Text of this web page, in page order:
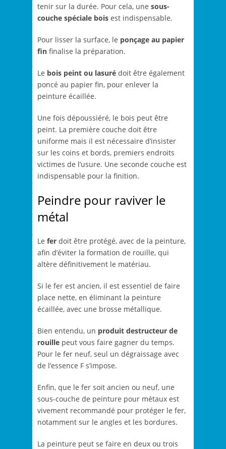
tenir sur la durée. Pour cela, une sous-
couche spéciale bois est indispensable.
Pour lisser la surface, le ponçage au papier
fin finalise la préparation.
Le bois peint ou lasuré doit être également
poncé au papier fin, pour enlever la
peinture écaillée.
Une fois dépoussiéré, le bois peut être
peint. La première couche doit être
uniforme mais il est nécessaire d’insister
sur les coins et bords, premiers endroits
victimes de l’usure. Une seconde couche est
indispensable pour la finition.
Peindre pour raviver le
métal
Le fer doit être protégé, avec de la peinture,
afin d’éviter la formation de rouille, qui
altère définitivement le matériau.
Si le fer est ancien, il est essentiel de faire
place nette, en éliminant la peinture
écaillée, avec une brosse métallique.
Bien entendu, un produit destructeur de
rouille peut vous faire gagner du temps.
Pour le fer neuf, seul un dégraissage avec
de l’essence F s’impose.
Enfin, que le fer soit ancien ou neuf, une
sous-couche de peinture pour métaux est
vivement recommandé pour protéger le fer,
notamment sur le angles et les bordures.
La peinture peut se faire en deux ou trois